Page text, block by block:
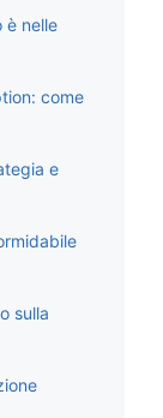
è nelle
come
e
sulla